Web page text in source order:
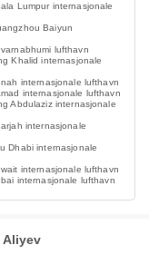
Lumpur internasjonale
Baiyun
lufthavn
Khalid internasjonale
internasjonale lufthavn
internasjonale lufthavn
Abdulaziz internasjonale
internasjonale
Dhabi internasjonale
internasjonale lufthavn
internasjonale lufthavn